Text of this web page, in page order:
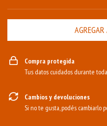
Compra protegida
Tus datos cuidados durante
Cambios y devoluciones
Si no te gusta, podés cambiarlo